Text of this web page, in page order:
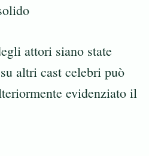
attori siano state
altri cast celebri può
evidenziato il